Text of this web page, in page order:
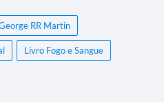
RR Martin
Livro Fogo e Sangue